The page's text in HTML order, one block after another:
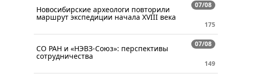
07/08
Новосибирские археологи повторили
маршрут экспедиции начала XVIII века
175
07/08
СО РАН и «НЭВЗ-Союз»: перспективы
сотрудничества
149